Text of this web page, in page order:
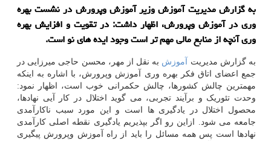
به گزارش مدیریت آموزش وزیر آموزش وپرورش در نشست بهره
وری در آموزش وپرورش، اظهار داشت: در تقویت و افزایش بهره
وری آنچه از منابع مالی مهم تر است وجود ایده های نو است.
به گزارش مدیریت آموزش به نقل از مهر، محسن حاجی میرزایی در
جمع اعضای اتاق فکر بهره وری آموزش وپرورش، با اشاره به اینکه
مهمترین چالش کشورها، چالش حکمرانی خوب است، اظهار نمود:
وحدت تئوریک و برآیند تجربی، می گوید اختلال در کار آیی نهادها،
محصول اختلال در یادگیری ها است و این مورد سبب ناکارآمدی
جامعه می شود. ازاین رو اگر بپذیریم یادگیری نقطه اصلی کارآمدی
نهادها است پس همه مسائل را باید از راه آموزش وپرورش پیگیری